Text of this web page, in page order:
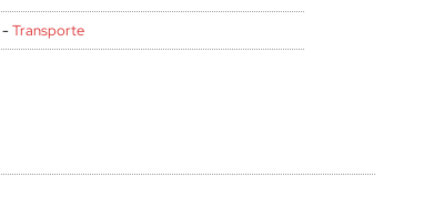
-Transporte